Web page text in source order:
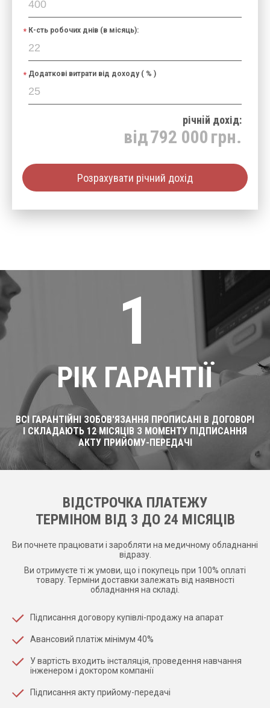
К-сть робочих днів (в місяць):
Додаткові витрати від доходу ( % )
річнiй дохід:
від792 000 грн.
Розрахувати річний дохід
1
РІК ГАРАНТІЇ
ВСІ ГАРАНТІЙНІ ЗОБОВ'ЯЗАННЯ ПРОПИСАНІ В ДОГОВОРІ
І СКЛАДАЮТЬ 12 МІСЯЦІВ З МОМЕНТУ ПІДПИСАННЯ
АКТУ ПРИЙОМУ-ПЕРЕДАЧІ
ВІДСТРОЧКА ПЛАТЕЖУ
ТЕРМІНОМ ВІД 3 ДО 24 МІСЯЦІВ
Ви почнете працювати і заробляти на медичному обладнанні
відразу.
Ви отримуєте ті ж умови, що і покупець при 100% оплаті
товару. Терміни доставки залежать від наявності
обладнання на складі.
Підписання договору купівлі-продажу на апарат
Авансовий платіж мінімум 40%
У вартість входить інсталяція, проведення навчання
інженером і доктором компанії
Підписання акту прийому-передачі